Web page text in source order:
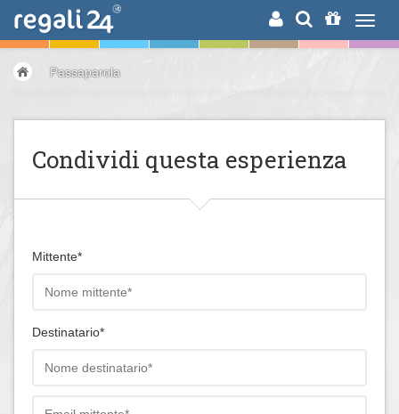
RICERCA
Passaparola
Condividi questa esperienza
Mittente*
Destinatario*